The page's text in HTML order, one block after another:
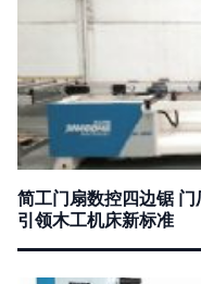
简工门扇数控四边锯
引领木工机床新标准